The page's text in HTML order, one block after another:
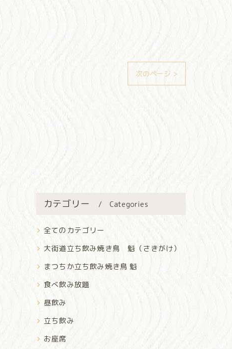
次のページ >
カテゴリー Categories
全てのカテゴリー
大街道立ち飲み焼き鳥 魁（さきがけ）
まつちか立ち飲み焼き鳥 魁
食べ飲み放題
昼飲み
立ち飲み
お座席